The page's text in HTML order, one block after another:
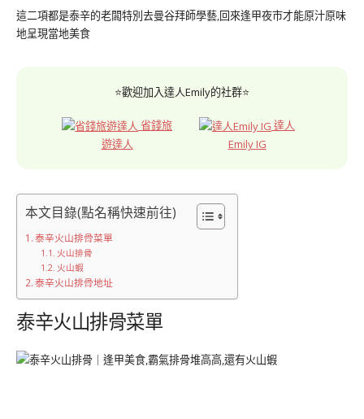
這二項都是泰辛的老闆特別去曼谷拜師學藝,回來逢甲夜市才能原汁原味
地呈現當地美食
⭐歡迎加入達人Emily的社群⭐
省錢旅
遊達人
達人
Emily IG
本文目錄(點名稱快速前往)
泰辛火山排骨菜單
火山排骨
火山蝦
泰辛火山排骨地址
泰辛火山排骨菜單